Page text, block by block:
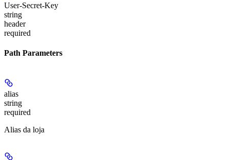
User-Secret-Key
string
header
required
Path Parameters
alias
string
required
Alias da loja